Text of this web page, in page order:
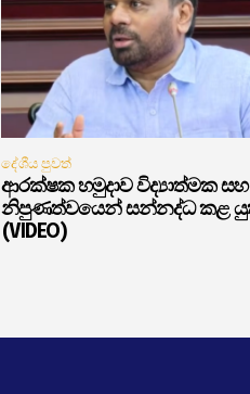
දේශීය පුවත්
ආරක්ෂක හමුදාව විද්‍යාත්මක
නිපුණත්වයෙන් සන්නද්ධ කළ
(VIDEO)